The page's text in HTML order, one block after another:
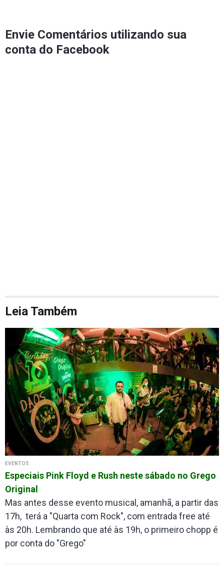
Envie Comentários utilizando sua
conta do Facebook
Leia Também
EVENTOS
Especiais Pink Floyd e Rush neste sábado no Grego
Original
Mas antes desse evento musical, amanhã, a partir das
17h, terá a "Quarta com Rock", com entrada free até
às 20h. Lembrando que até às 19h, o primeiro chopp é
por conta do "Grego"